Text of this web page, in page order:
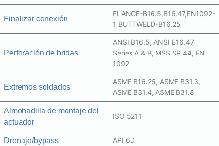
Finalizar conexión
FLANGE-B16.5,B16.47,EN1092-
1 BUTTWELD-B16.25
Perforación de bridas
ANSI B16.5, ANSI B16.47
Series A & B, MSS SP 44, EN
1092
Extremos soldados
ASME B16.25, ASME B31.3,
ASME B31.4, ASME B31.8
Almohadilla de montaje del
actuador
ISO 5211
Drenaje/bypass API 6D